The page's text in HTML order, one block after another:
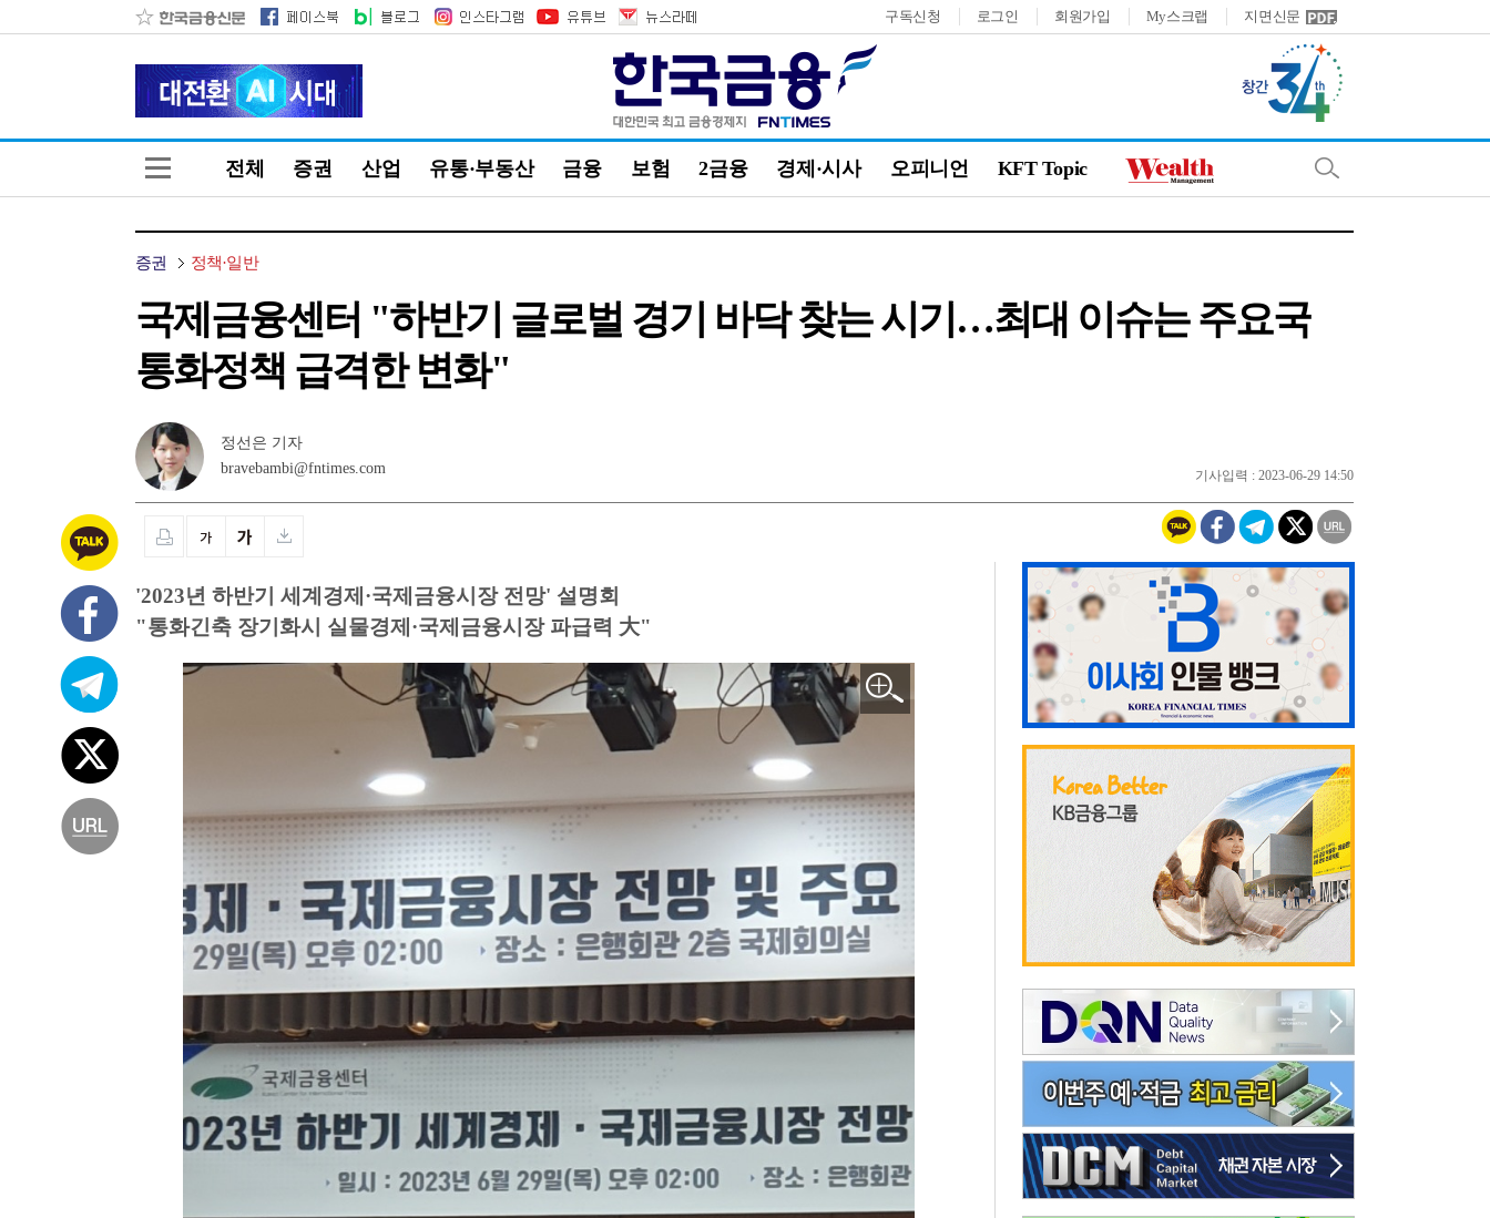
구독신청 로그인 회원가입 My스크랩 지면신문
전체 증권 산업 유통·부동산 금융 보험 2금융 경제·시사 오피니언 KFT Topic
증권 정책·일반
국제금융센터 "하반기 글로벌 경기 바닥 찾는 시기…최대 이슈는 주요국
통화정책 급격한 변화"
정선은 기자
bravebambi@fntimes.com
기사입력 : 2023-06-29 14:50
'2023년 하반기 세계경제·국제금융시장 전망' 설명회
"통화긴축 장기화시 실물경제·국제금융시장 파급력 大"